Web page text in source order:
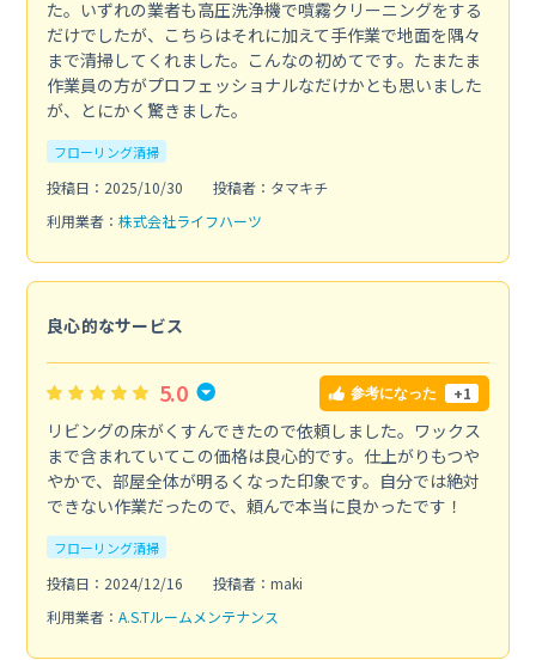
た。いずれの業者も高圧洗浄機で噴霧クリーニングをする
だけでしたが、こちらはそれに加えて手作業で地面を隅々
まで清掃してくれました。こんなの初めてです。たまたま
作業員の方がプロフェッショナルなだけかとも思いました
が、とにかく驚きました。
フローリング清掃
投稿日：2025/10/30
投稿者：タマキチ
利用業者： 株式会社ライフハーツ
良心的なサービス
5.0 参考になった +1
リビングの床がくすんできたので依頼しました。ワックス
まで含まれていてこの価格は良心的です。仕上がりもつや
やかで、部屋全体が明るくなった印象です。自分では絶対
できない作業だったので、頼んで本当に良かったです！
フローリング清掃
投稿日：2024/12/16
投稿者：maki
利用業者： A.S.Tルームメンテナンス